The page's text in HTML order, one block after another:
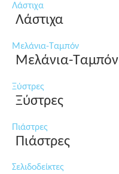
Λάστιχα
Λάστιχα
Μελάνια-Ταμπόν
Μελάνια-Ταμπόν
Ξύστρες
Ξύστρες
Πιάστρες
Πιάστρες
Σελιδοδείκτες